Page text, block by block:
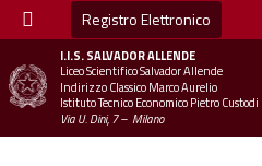
Registro Elettronico
I.I.S.SALVADOR ALLENDE
Liceo Scientifico Salvador Allende
Indirizzo Classico Marco Aurelio
Istituto Tecnico Economico Pietro Custodi
Via U. Dini, 7 – Milano